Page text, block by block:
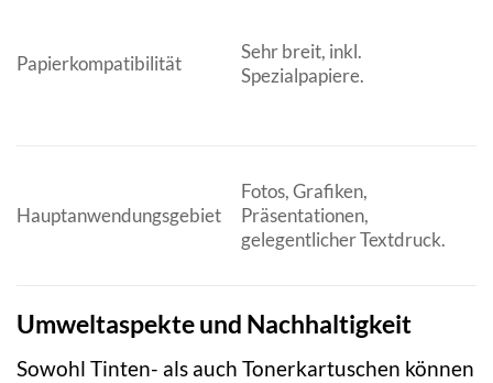
Papierkompatibilität
Sehr breit, inkl.
Spezialpapiere.
Hauptanwendungsgebiet
Fotos, Grafiken,
Präsentationen,
gelegentlicher Textdruck.
Umweltaspekte und Nachhaltigkeit
Sowohl Tinten- als auch Tonerkartuschen können